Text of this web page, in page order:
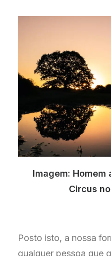
Imagem: Homem
Circus
Posto isto, a nossa
qualquer pessoa que